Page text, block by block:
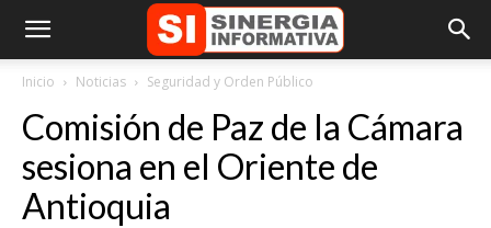
Inicio Noticias Seguridad y Orden Público
Comisión de Paz de la Cámara
sesiona en el Oriente de
Antioquia